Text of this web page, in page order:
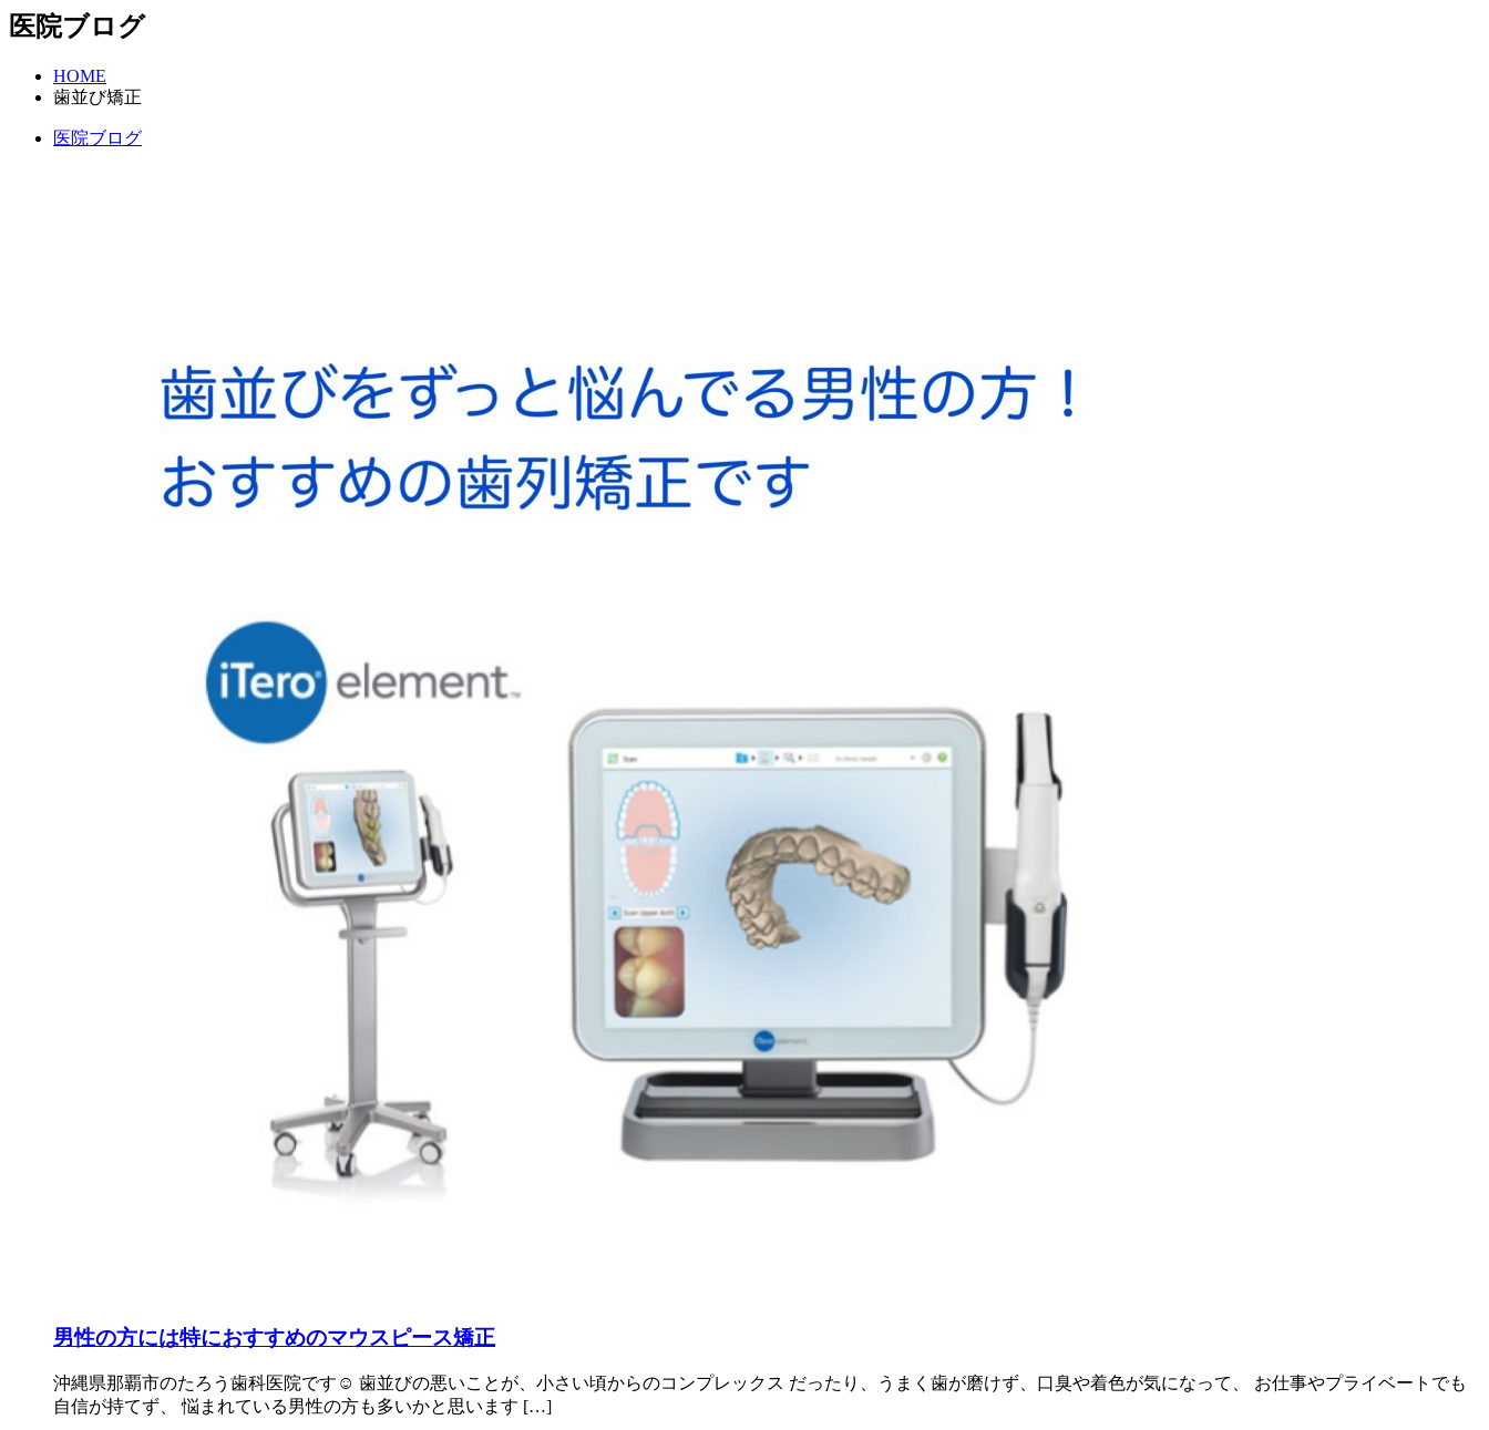
医院ブログ
HOME
歯並び矯正
医院ブログ
男性の方には特におすすめのマウスピース矯正
沖縄県那覇市のたろう歯科医院です☺️ 歯並びの悪いことが、小さい頃からのコンプレックス だったり、うまく歯が磨けず、口臭や着色が気になって、 お仕事やプライベートでも
自信が持てず、 悩まれている男性の方も多いかと思います […]